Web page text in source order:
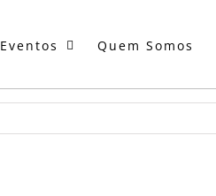
Eventos Quem Somos